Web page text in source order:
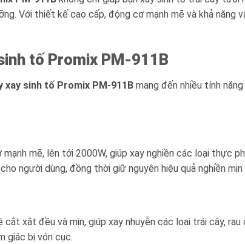
Với thiết kế cao cấp, động cơ mạnh mẽ và khả năng
tố Promix PM-911B
xay sinh tố Promix PM-911B mang đến nhiều tính
mẽ, lên tới 2000W, giúp xay nghiền các loại thực
người dùng, đồng thời giữ nguyên hiệu quả nghiền
xắt đều và mịn, giúp xay nhuyễn các loại trái cây,
giác bị vón cục.